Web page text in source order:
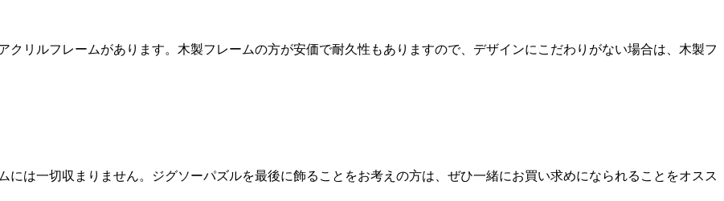
リルフレームがあります。木製フレームの方が安価で耐久性もありますので、デザインにこだわりがない場合は、木製フ
は一切収まりません。ジグソーパズルを最後に飾ることをお考えの方は、ぜひ一緒にお買い求めになられることをオスス